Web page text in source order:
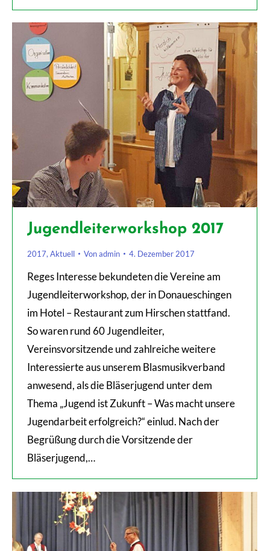
Jugendleiterworkshop 2017
2017, Aktuell Vonadmin 4. Dezember 2017
Reges Interesse bekundeten die Vereine am
Jugendleiterworkshop, der in Donaueschingen
im Hotel – Restaurant zum Hirschen stattfand.
So waren rund 60 Jugendleiter,
Vereinsvorsitzende und zahlreiche weitere
Interessierte aus unserem Blasmusikverband
anwesend, als die Bläserjugend unter dem
Thema „Jugend ist Zukunft – Was macht unsere
Jugendarbeit erfolgreich?“ einlud. Nach der
Begrüßung durch die Vorsitzende der
Bläserjugend,…